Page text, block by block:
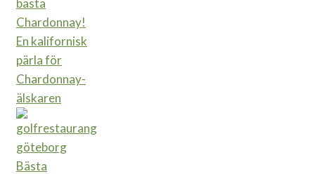
En kalifornisk
pärla för
Chardonnay-
älskaren
Bästa